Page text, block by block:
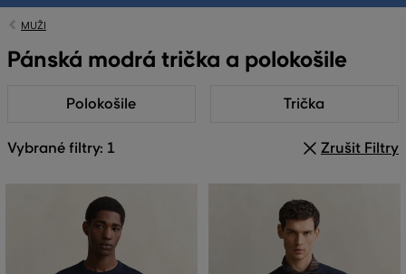
MUŽI
Pánská modrá trička a polokošile
Polokošile Trička
Vybrané filtry: 1 Zrušit Filtry